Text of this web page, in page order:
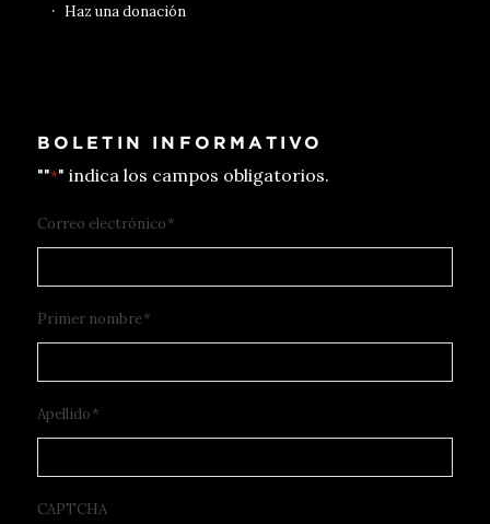
Haz una donación
BOLETIN INFORMATIVO
""*" indica los campos obligatorios.
Correo electrónico*
Primer nombre*
Apellido*
CAPTCHA